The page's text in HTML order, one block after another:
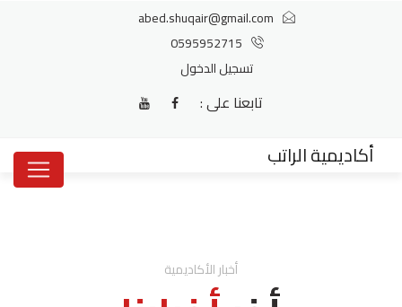
abed.shuqair@gmail.com
0595952715
تسجيل الدخول
تابعنا على :
أكاديمية الراتب
أخبار اﻷكاديمية